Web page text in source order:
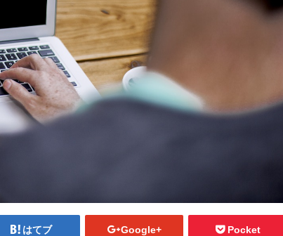
はてブ Google+ Pocket